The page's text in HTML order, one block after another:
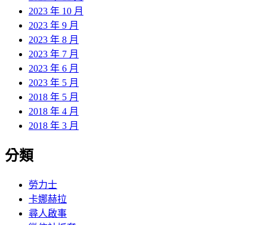
2023 年 10 月
2023 年 9 月
2023 年 8 月
2023 年 7 月
2023 年 6 月
2023 年 5 月
2018 年 5 月
2018 年 4 月
2018 年 3 月
分類
勞力士
卡娜赫拉
尋人啟事